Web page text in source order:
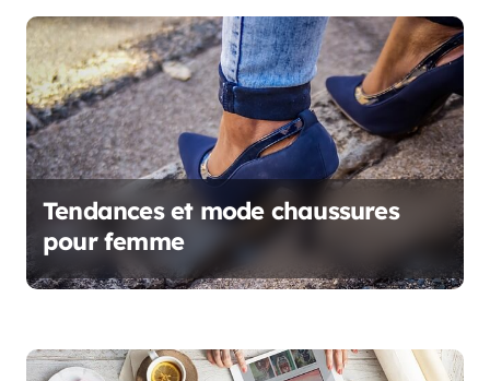
o
n
d
e
’
a
r
Tendances et mode chaussures
pour femme